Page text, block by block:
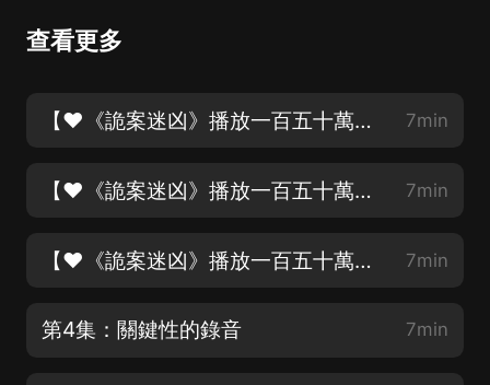
查看更多
【♥《詭案迷凶》播放一百五十萬啦♥】第1集：身為偵探的嫌疑 7min
【♥《詭案迷凶》播放一百五十萬啦♥】第2集：這是一個圈套 7min
【♥《詭案迷凶》播放一百五十萬啦♥】第3集：染血的聖母像 7min
第4集：關鍵性的錄音 7min